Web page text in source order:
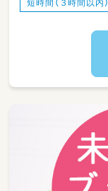
短時間（３時間以内）